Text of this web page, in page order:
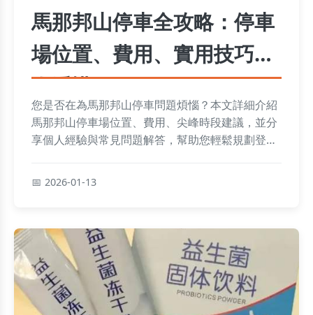
馬那邦山停車全攻略：停車
場位置、費用、實用技巧一
次看懂
您是否在為馬那邦山停車問題煩惱？本文詳細介紹
馬那邦山停車場位置、費用、尖峰時段建議，並分
享個人經驗與常見問題解答，幫助您輕鬆規劃登山
2026-01-13